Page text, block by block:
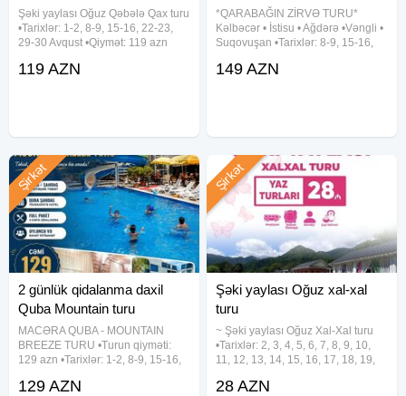
Şəki yaylası Oğuz Qəbələ Qax turu
•Tarixlər: 1-2, 8-9, 15-16, 22-23,
29-30 Avqust •Qiymət: 119 azn
nəqliyyat - Səmimi və təcrübəli tur
119 AZN
*QARABAĞIN ZİRVƏ TURU*
Kəlbəcər • İstisu • Ağdərə •Vəngli •
Suqovuşan •Tarixlər: 8-9, 15-16,
Riverside hotel (*4): 149 azn
149 AZN
2 günlük qidalanma daxil
Quba Mountain turu
MACƏRA QUBA - MOUNTAIN
BREEZE TURU •Turun qiyməti:
129 azn •Tarixlər: 1-2, 8-9, 15-16,
gün / 1 gecə •Hotelə giriş: 14:00 -
Şirkət
129 AZN
Şəki yaylası Oğuz xal-xal
turu
~ Şəki yaylası Oğuz Xal-Xal turu
•Tarixlər: 2, 3, 4, 5, 6, 7, 8, 9, 10,
11, 12, 13, 14, 15, 16, 17, 18, 19,
29, 30, 31 Avqust •Qiymət: •
Şirkət
28 AZN